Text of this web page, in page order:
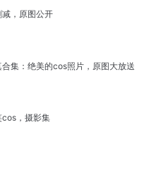
，原图公开
集：绝美的cos照片，原图大放送
cos，摄影集